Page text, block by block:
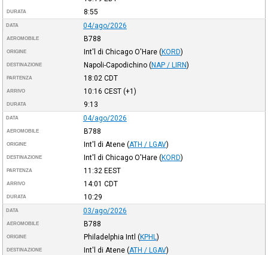
DURATA 8:55
DATA 04/ago/2026
AEROMOBILE B788
ORIGINE Int'l di Chicago O'Hare (KORD)
DESTINAZIONE Napoli-Capodichino (NAP / LIRN)
PARTENZA 18:02 CDT
ARRIVO 10:16 CEST(+1)
DURATA 9:13
DATA 04/ago/2026
AEROMOBILE B788
ORIGINE Int'l di Atene (ATH / LGAV)
DESTINAZIONE Int'l di Chicago O'Hare (KORD)
PARTENZA 11:32 EEST
ARRIVO 14:01 CDT
DURATA 10:29
DATA 03/ago/2026
AEROMOBILE B788
ORIGINE Philadelphia Intl (KPHL )
DESTINAZIONE Int'l di Atene (ATH / LGAV)